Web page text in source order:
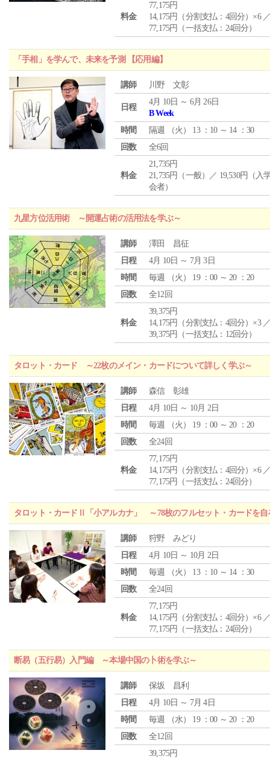
料金
77,175円
14,175円（分割支払：4回分）×6
77,175円（一括支払：24回分）
「手相」を学んで、未来を予測 【応用編】
講師 川野 文彰
日程
4月 10日 ～ 6月 26日
B Week
時間
隔週 （火 ） 13 ：10 ～ 14 ：30
回数
全6回
料金
21,735円
21,735円（一般）／ 19,530円（入
会者）
九星方位活用術 ～開運占術の活用法を学ぶ～
講師
澤田 昌征
日程
4月 10日 ～ 7月 3日
時間
毎週 （火 ） 19 ：00 ～ 20 ：20
回数
全12回
料金
39,375円
14,175円（分割支払：4回分）×3
39,375円（一括支払：12回分）
タロット・カード ～22枚のメイン・カードについて詳しく学ぶ～
講師
森信 彰雄
日程
4月 10日 ～ 10月 2日
時間
毎週 （火 ） 19 ：00 ～ 20 ：20
回数
全24回
料金
77,175円
14,175円（分割支払：4回分）×6
77,175円（一括支払：24回分）
タロット・カードⅡ「小アルカナ」 ～78枚のフルセット・カードを自
講師
狩野 みどり
日程
4月 10日 ～ 10月 2日
時間
毎週 （火 ） 13 ：10 ～ 14 ：30
回数
全24回
料金
77,175円
14,175円（分割支払：4回分）×6
77,175円（一括支払：24回分）
断易（五行易）入門編 ～本場中国の卜術を学ぶ～
講師
保坂 昌利
日程
4月 10日 ～ 7月 4日
時間
毎週 （水） 19 ：00 ～ 20 ：20
回数
全12回
39,375円